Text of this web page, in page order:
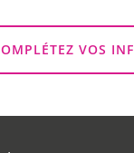
VOS